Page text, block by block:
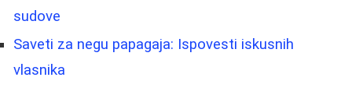
sudove
Saveti za negu papagaja: Ispovesti iskusnih
vlasnika